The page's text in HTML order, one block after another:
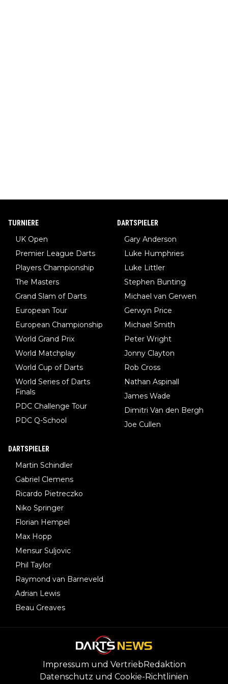
TURNIERE
UK Open
Premier League Darts
Players Championship
The Masters
Grand Slam of Darts
European Tour
European Championship
World Grand Prix
World Matchplay
World Cup of Darts
World Series of Darts
Finals
PDC Challenge Tour
PDC Q-School
DARTSPIELER
Gary Anderson
Luke Humphries
Luke Littler
Stephen Bunting
Michael van Gerwen
Gerwyn Price
Michael Smith
Peter Wright
Jonny Clayton
Rob Cross
Nathan Aspinall
James Wade
Dimitri Van den Bergh
Joe Cullen
DARTSPIELER
Martin Schindler
Gabriel Clemens
Ricardo Pietreczko
Niko Springer
Florian Hempel
Max Hopp
Mensur Suljovic
Phil Taylor
Raymond van Barneveld
Adrian Lewis
Beau Greaves
Impressum und Vertrieb Redaktion
Datenschutz und Cookie-Richtlinien